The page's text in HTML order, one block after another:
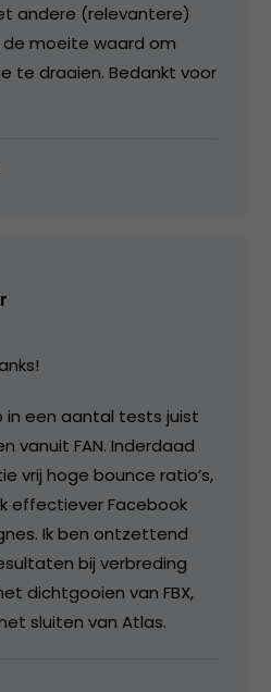
andere (relevantere)
de moeite waard om
te draaien. Bedankt voor
in een aantal tests juist
vanuit FAN. Inderdaad
vrij hoge bounce ratio’s,
effectiever Facebook
Ik ben ontzettend
bij verbreding
dichtgooien van FBX,
sluiten van Atlas.